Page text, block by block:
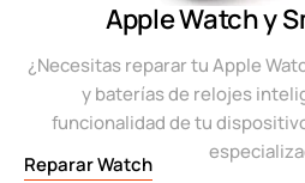
Apple Watch y
¿Necesitas reparar tu Apple
y baterías de relojes
funcionalidad de tu
Reparar Watch